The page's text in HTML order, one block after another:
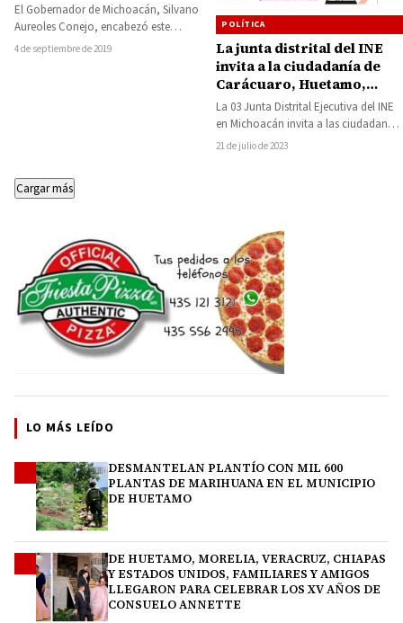
El Gobernador de Michoacán, Silvano
Aureoles Conejo, encabezó este
miércoles el sorteo para la
4 de septiembre de 2019
POLÍTICA
La junta distrital del INE
invita a la ciudadanía de
Carácuaro, Huetamo,
Tiquicheo, entre otros
municipios a renovar su
credencial que ha perdido
vigencia
La 03 Junta Distrital Ejecutiva del INE
en Michoacán invita a las ciudadanas
y los ciudadanos de los…
21 de julio de 2023
Cargar más
LO MÁS LEÍDO
DESMANTELAN PLANTÍO CON MIL 600
PLANTAS DE MARIHUANA EN EL MUNICIPIO
DE HUETAMO
DE HUETAMO, MORELIA, VERACRUZ, CHIAPAS
Y ESTADOS UNIDOS, FAMILIARES Y AMIGOS
LLEGARON PARA CELEBRAR LOS XV AÑOS DE
CONSUELO ANNETTE